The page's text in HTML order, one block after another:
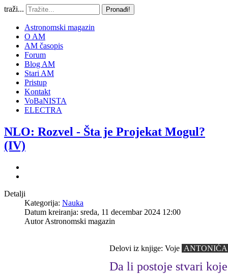
traži... Pronađi!
Astronomski magazin
O AM
AM časopis
Forum
Blog AM
Stari AM
Pristup
Kontakt
VoBaNISTA
ELECTRA
NLO: Rozvel - Šta je Projekat Mogul?
(IV)
Detalji
Kategorija: Nauka
Datum kreiranja: sreda, 11 decembar 2024 12:00
AutorAstronomski magazin
Delovi iz knjige: Voje
Da li postoje stvari